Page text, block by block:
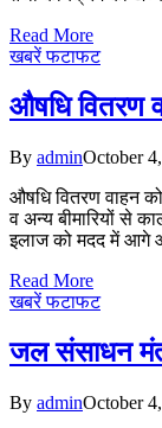
Read More
खबरें फटाफट
औषधि वितरण
By adminOctober
औषधि वितरण वाहन
व अन्य बीमारियों से
इलाज को मदद में आगे
Read More
खबरें फटाफट
जल संसाधन
By adminOctober